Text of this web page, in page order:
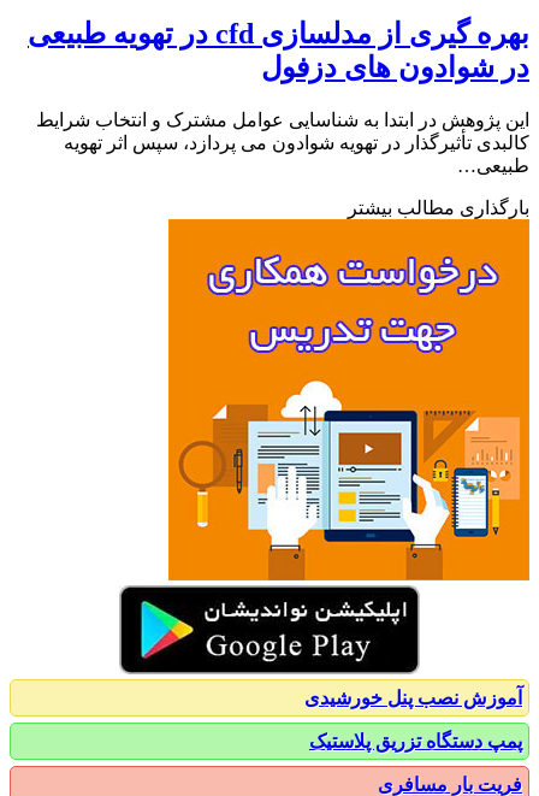
بهره گیری از مدلسازی cfd در تهویه طبیعی
شوادون های دزفول
پژوهش در ابتدا به شناسایی عوامل مشترک و انتخاب شرایط
تأثیرگذار در تهویه شوادون می پردازد، سپس اثر تهویه
مطالب بیشتر
نصب پنل خورشیدی
دستگاه تزریق پلاستیک
بار مسافری